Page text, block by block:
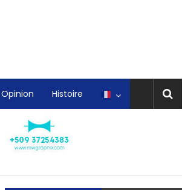
Opinion Histoire